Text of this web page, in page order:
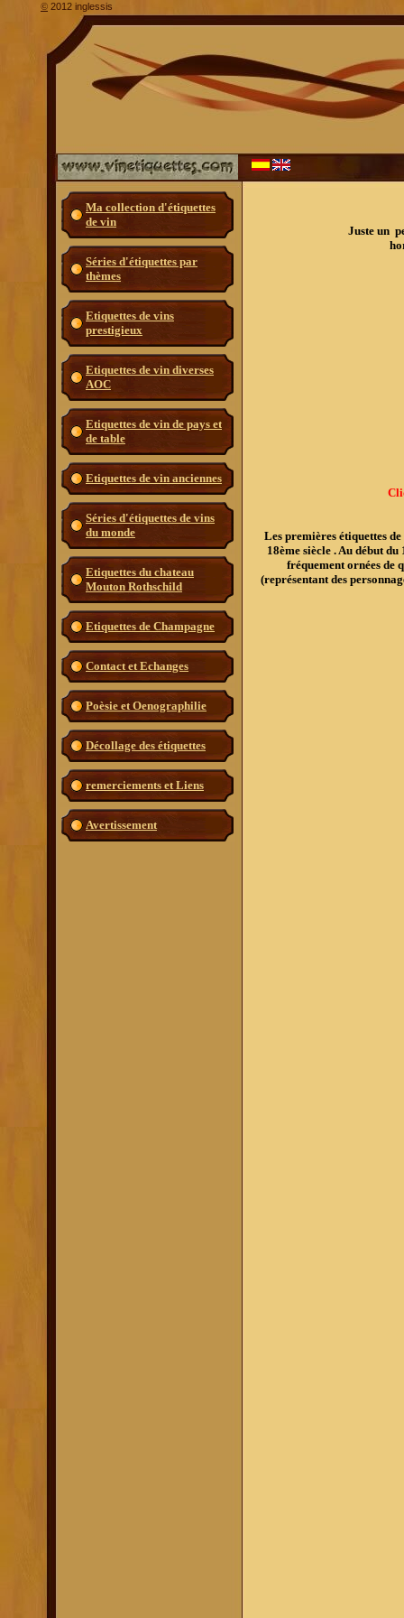
Ma collection d'étiquettes
de vin
Séries d'étiquettes par
thèmes
Etiquettes de vins
prestigieux
Etiquettes de vin diverses
AOC
Etiquettes de vin de pays et
de table
Etiquettes de vin anciennes
Séries d'étiquettes de vins
du monde
Etiquettes du chateau
Mouton Rothschild
Etiquettes de Champagne
Contact et Echanges
Poèsie et Oenographilie
Décollage des étiquettes
remerciements et Liens
Avertissement
Juste un
Les premières étiquettes
18ème siècle . Au début
fréquement ornées de
(représentant des
© 2012 inglessis